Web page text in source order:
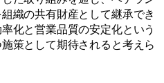
織の共有財産として継承でき
化と営業品質の安定化という
策として期待されると考えら